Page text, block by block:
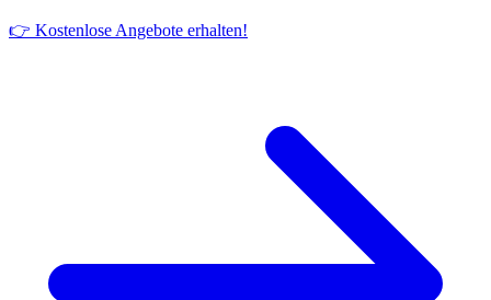
👉 Kostenlose Angebote erhalten!